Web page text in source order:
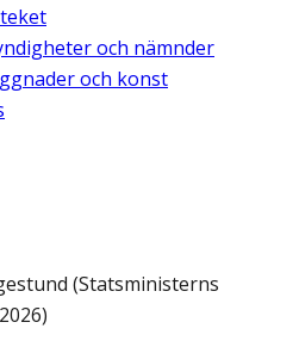
och nämnder
och konst
(Statsministerns